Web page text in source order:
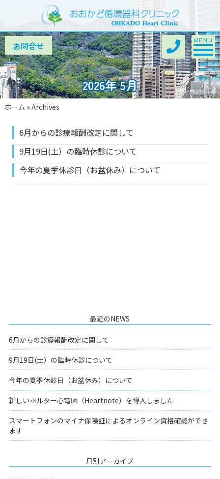
Toggle
MENU
2026年 5月
ホーム »Archives
6月からの診療報酬改定に関して
9月19日(土）の臨時休診について
今年の夏季休診日（お盆休み）について
最近のNEWS
6月からの診療報酬改定に関して
9月19日(土）の臨時休診について
今年の夏季休診日（お盆休み）について
新しいホルター心電図（Heartnote）を導入しました
スマートフォンのマイナ保険証によるオンライン資格確認ができ
ます
月別アーカイブ